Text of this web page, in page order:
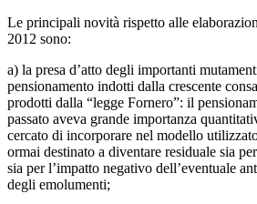
Le principali novità rispetto alle
2012 sono:
a) la presa d’atto degli importanti
pensionamento indotti dalla crescente
prodotti dalla “legge Fornero”: il
passato aveva grande importanza
cercato di incorporare nel modello
ormai destinato a diventare residuale sia
sia per l’impatto negativo dell’eventuale
degli emolumenti;